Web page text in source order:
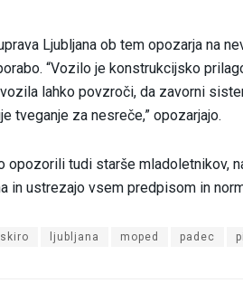
Ljubljana ob tem opozarja na
“Vozilo je konstrukcijsko
lahko povzroči, da zavorni
tveganje za nesreče,” opozarjajo.
opozorili tudi starše mladoletnikov,
in ustrezajo vsem predpisom in
ljubljana moped padec